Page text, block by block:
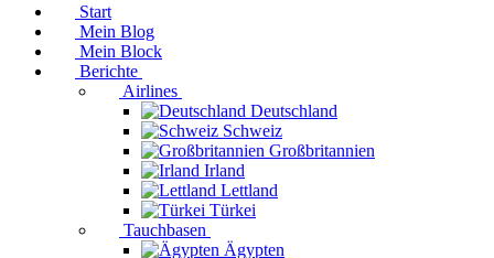
Start
Mein Blog
Mein Block
Berichte
Airlines
Deutschland
Schweiz
Großbritannien
Irland
Lettland
Türkei
Tauchbasen
Ägypten